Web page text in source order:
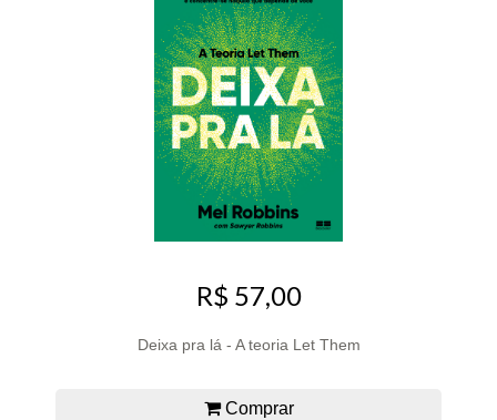
R$ 57,00
Deixa pra lá - A teoria Let Them
Comprar